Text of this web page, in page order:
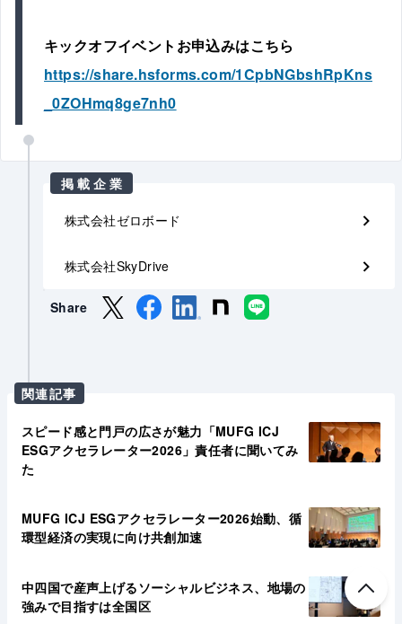
キックオフイベントお申込みはこちら
https://share.hsforms.com/1CpbNGbshRpKns
_0ZOHmq8ge7nh0
掲載企業
株式会社ゼロボード
株式会社SkyDrive
Share
関連記事
スピード感と門戸の広さが魅力「MUFG ICJ
ESGアクセラレーター2026」責任者に聞いてみ
た
MUFG ICJ ESGアクセラレーター2026始動、循
環型経済の実現に向け共創加速
中四国で産声上げるソーシャルビジネス、地場の
強みで目指すは全国区